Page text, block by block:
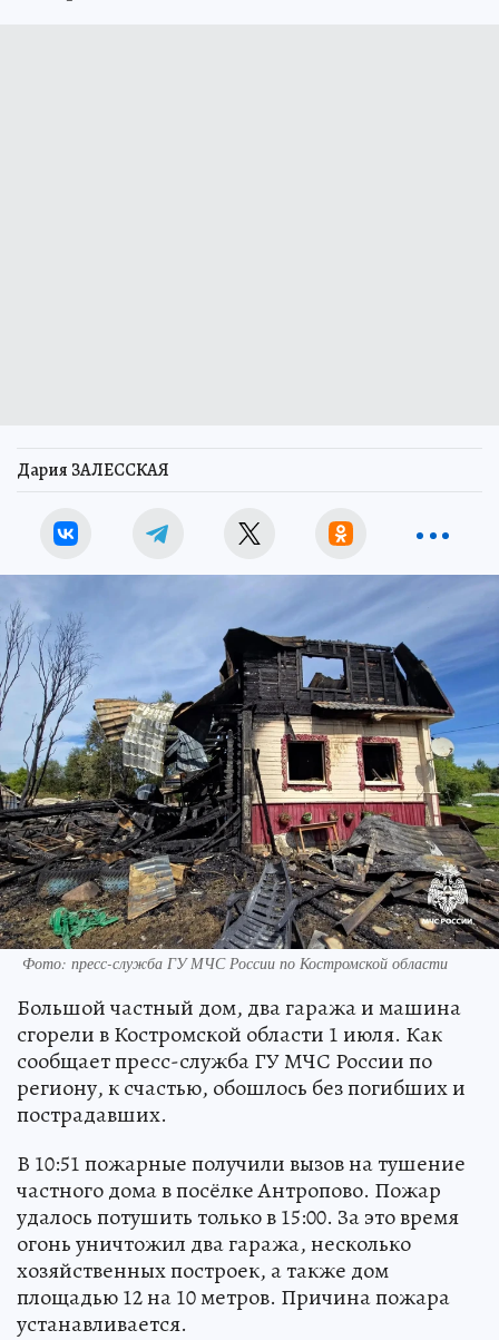
Дария ЗАЛЕССКАЯ
Фото: пресс-служба ГУ МЧС России по Костромской области
Большой частный дом, два гаража и машина
сгорели в Костромской области 1 июля. Как
сообщает пресс-служба ГУ МЧС России по
региону, к счастью, обошлось без погибших и
пострадавших.
В 10:51 пожарные получили вызов на тушение
частного дома в посёлке Антропово. Пожар
удалось потушить только в 15:00. За это время
огонь уничтожил два гаража, несколько
хозяйственных построек, а также дом
площадью 12 на 10 метров. Причина пожара
устанавливается.